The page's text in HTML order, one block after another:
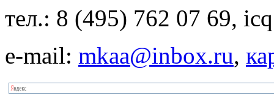
тел.: 8 (495) 762 07 69,
e-mail: mkaa@inbox.ru,